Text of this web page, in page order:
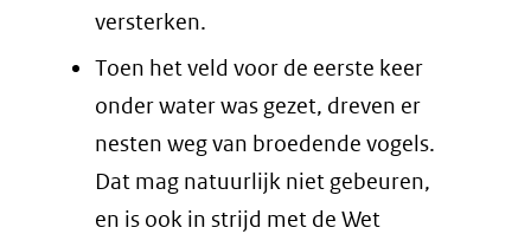
versterken.
Toen het veld voor de eerste keer
onder water was gezet, dreven er
nesten weg van broedende vogels.
Dat mag natuurlijk niet gebeuren,
en is ook in strijd met de Wet